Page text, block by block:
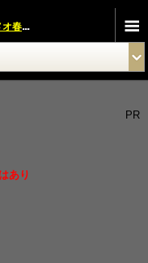
日井
あり
PR